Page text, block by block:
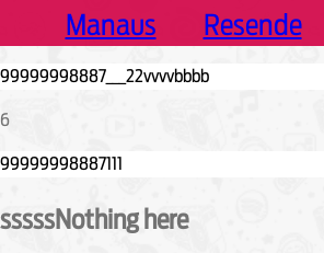
Manaus
Resende
6
sssssNothing here